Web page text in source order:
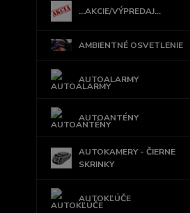
...AKCIE/VÝPREDAJ...
AMBIENTNÉ OSVETLENIE
AUTOALARMY
AUTOANTÉNY
AUTOKAMERY - ČIERNE
SKRINKY
AUTOKĽÚČE